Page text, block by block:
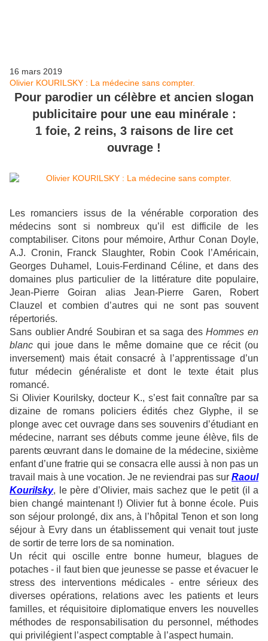
16 mars 2019
Olivier KOURILSKY : La médecine sans compter.
Pour parodier un célèbre et ancien slogan
publicitaire pour une eau minérale :
1 foie, 2 reins, 3 raisons de lire cet
ouvrage !
Les romanciers issus de la vénérable corporation des
médecins sont si nombreux qu’il est difficile de les
comptabiliser. Citons pour mémoire, Arthur Conan Doyle,
A.J. Cronin, Franck Slaughter, Robin Cook l’Américain,
Georges Duhamel, Louis-Ferdinand Céline, et dans des
domaines plus particulier de la littérature dite populaire,
Jean-Pierre Goiran alias Jean-Pierre Garen, Robert
Clauzel et combien d’autres qui ne sont pas souvent
répertoriés.
Sans oublier André Soubiran et sa saga desHommes en
blanc qui joue dans le même domaine que ce récit (ou
inversement) mais était consacré à l’apprentissage d’un
futur médecin généraliste et dont le texte était plus
romancé.
Si Olivier Kourilsky, docteur K., s’est fait connaître par sa
dizaine de romans policiers édités chez Glyphe, il se
plonge avec cet ouvrage dans ses souvenirs d’étudiant en
médecine, narrant ses débuts comme jeune élève, fils de
parents œuvrant dans le domaine de la médecine, sixième
enfant d’une fratrie qui se consacra elle aussi à non pas un
travail mais à une vocation. Je ne reviendrai pas sur Raoul
Kourilsky, le père d’Olivier, mais sachez que le petit (il a
bien changé maintenant !) Olivier fut à bonne école. Puis
son séjour prolongé, dix ans, à l’hôpital Tenon et son long
séjour à Evry dans un établissement qui venait tout juste
de sortir de terre lors de sa nomination.
Un récit qui oscille entre bonne humeur, blagues de
potaches - il faut bien que jeunesse se passe et évacuer le
stress des interventions médicales - entre sérieux des
diverses opérations, relations avec les patients et leurs
familles, et réquisitoire diplomatique envers les nouvelles
méthodes de responsabilisation du personnel, méthodes
qui privilégient l’aspect comptable à l’aspect humain.